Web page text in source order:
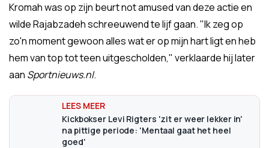
Kromah was op zijn beurt not amused van deze actie en
wilde Rajabzadeh schreeuwend te lijf gaan. "Ik zeg op
zo'n moment gewoon alles wat er op mijn hart ligt en heb
hem van top tot teen uitgescholden," verklaarde hij later
aan Sportnieuws.nl.
Kickbokser Levi Rigters 'zit er weer lekker in'
na pittige periode: 'Mentaal gaat het heel
goed'